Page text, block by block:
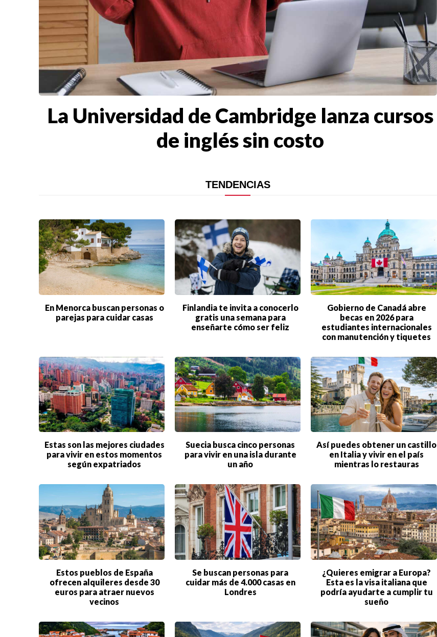
Buscar
ACTUALIDAD
EMPLEOS
INMIGRACIÓN
ENTRETENIMIENTO
SALUD
FORMULA 1
BIENES RAICES
ESTILO DE VIDA
DEPORTES
TECNOLOGÍA
NEGOCIOS
La Universidad de Cambridge lanza cursos
de inglés sin costo
TENDENCIAS
En Menorca buscan personas o
parejas para cuidar casas
Finlandia te invita a conocerlo
gratis una semana para
enseñarte cómo ser feliz
Gobierno de Canadá abre
becas en 2026 para
estudiantes internacionales
con manutención y tiquetes
Estas son las mejores ciudades
para vivir en estos momentos
según expatriados
Suecia busca cinco personas
para vivir en una isla durante
un año
Así puedes obtener un castillo
en Italia y vivir en el país
mientras lo restauras
Estos pueblos de España
ofrecen alquileres desde 30
euros para atraer nuevos
vecinos
Se buscan personas para
cuidar más de 4.000 casas en
Londres
¿Quieres emigrar a Europa?
Esta es la visa italiana que
podría ayudarte a cumplir tu
sueño